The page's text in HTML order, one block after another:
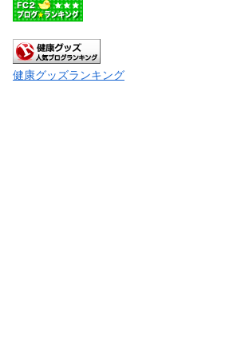
健康グッズランキング